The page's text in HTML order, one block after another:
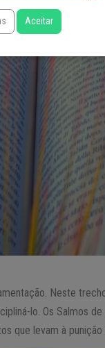
Neste
lo. Os Salmos
que levam à punição
Aceitar